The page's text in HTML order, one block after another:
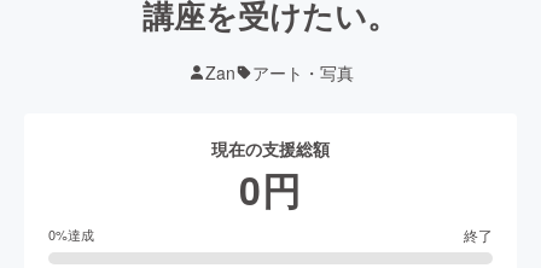
講座を受けたい。
Zan アート・写真
現在の支援総額
0円
0%達成 終了